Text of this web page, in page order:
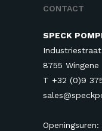
CONTACT
SPECK
8755 Wingene
T +32 (0)9